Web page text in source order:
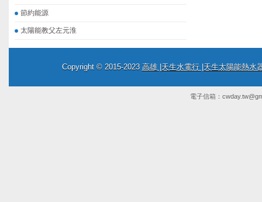
節約能源
太陽能教父左元淮
Copyright © 2015-2023 高雄 |天生水電行 |天生太陽能熱水
電子信箱：